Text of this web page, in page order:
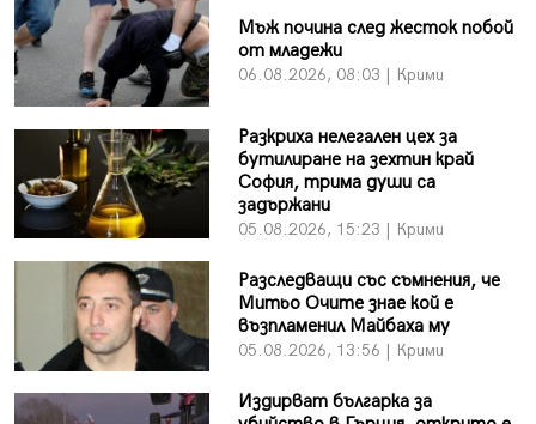
Мъж почина след жесток побой
от младежи
06.08.2026, 08:03 | Крими
Разкриха нелегален цех за
бутилиране на зехтин край
София, трима души са
задържани
05.08.2026, 15:23 | Крими
Разследващи със съмнения, че
Митьо Очите знае кой е
възпламенил Майбаха му
05.08.2026, 13:56 | Крими
Издирват българка за